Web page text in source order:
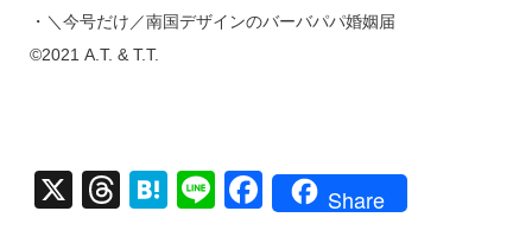
・＼今号だけ／南国デザインのバーバパパ婚姻届
©2021 A.T. & T.T.
X
T
H
Li
F
Share